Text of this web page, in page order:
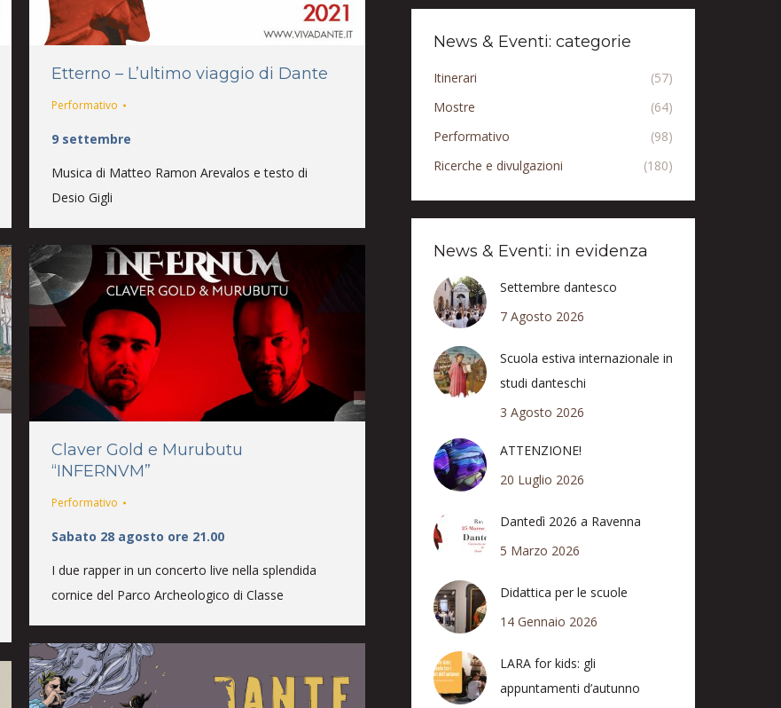
Etterno – L’ultimo viaggio di Dante
Performativo
9 settembre
Musica di Matteo Ramon Arevalos e testo di
Desio Gigli
Claver Gold e Murubutu
“INFERNVM”
Performativo
Sabato 28 agosto ore 21.00
I due rapper in un concerto live nella splendida
cornice del Parco Archeologico di Classe
News & Eventi: categorie
Itinerari
(57)
Mostre
(64)
Performativo
(98)
Ricerche e divulgazioni
(180)
News & Eventi: in evidenza
Settembre dantesco
7 Agosto 2026
Scuola estiva internazionale in
studi danteschi
3 Agosto 2026
ATTENZIONE!
20 Luglio 2026
Dantedì 2026 a Ravenna
5 Marzo 2026
Didattica per le scuole
14 Gennaio 2026
LARA for kids: gli
appuntamenti d’autunno